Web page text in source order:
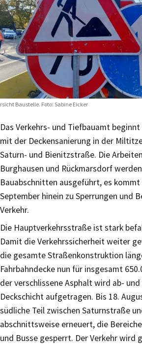
Baustelle. Foto: Sabine Eicker
Das Verkehrs- und Tiefbauamt
mit der Deckensanierung in der
Saturn- und Bienitzstraße. Die
Burghausen und Rückmarsdorf
Bauabschnitten ausgeführt, es kommt
September hinein zu Sperrungen und
Verkehr.
Die Hauptverkehrsstraße ist stark
Damit die Verkehrssicherheit weiter
die gesamte Straßenkonstruktion
Fahrbahndecke nun für insgesamt
der verschlissene Asphalt wird ab- und
Deckschicht aufgetragen. Bis 18.
südliche Teil zwischen Saturnstraße
abschnittsweise erneuert, die
und Busse gesperrt. Der Verkehr wird